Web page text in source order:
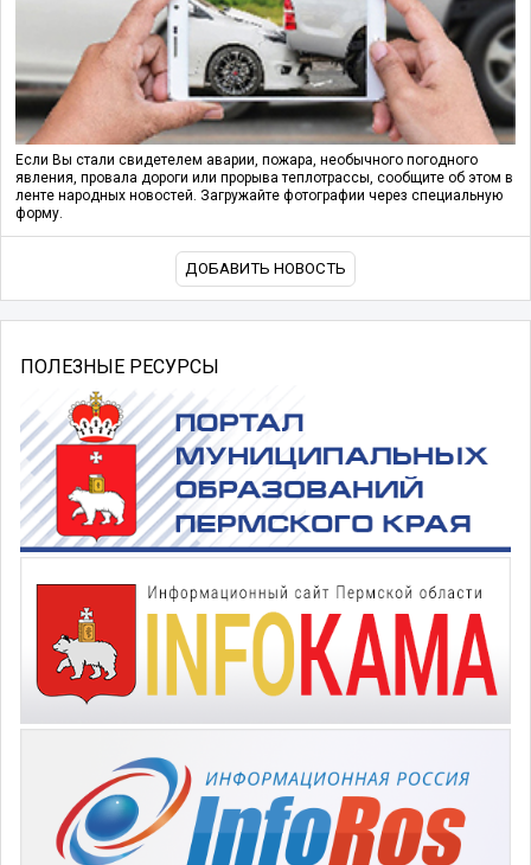
Если Вы стали свидетелем аварии, пожара, необычного погодного
явления, провала дороги или прорыва теплотрассы, сообщите об этом в
ленте народных новостей. Загружайте фотографии через специальную
форму.
ДОБАВИТЬ НОВОСТЬ
ПОЛЕЗНЫЕ РЕСУРСЫ